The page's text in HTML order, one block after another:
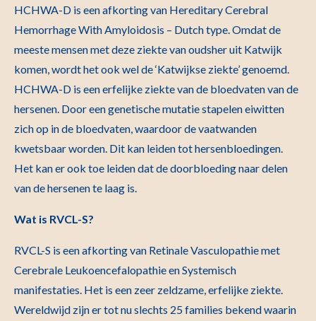
HCHWA-D is een afkorting van Hereditary Cerebral
Hemorrhage With Amyloidosis – Dutch type. Omdat de
meeste mensen met deze ziekte van oudsher uit Katwijk
komen, wordt het ook wel de ‘Katwijkse ziekte’ genoemd.
HCHWA-D is een erfelijke ziekte van de bloedvaten van de
hersenen. Door een genetische mutatie stapelen eiwitten
zich op in de bloedvaten, waardoor de vaatwanden
kwetsbaar worden. Dit kan leiden tot hersenbloedingen.
Het kan er ook toe leiden dat de doorbloeding naar delen
van de hersenen te laag is.
Wat is RVCL-S?
RVCL-S is een afkorting van Retinale Vasculopathie met
Cerebrale Leukoencefalopathie en Systemisch
manifestaties. Het is een zeer zeldzame, erfelijke ziekte.
Wereldwijd zijn er tot nu slechts 25 families bekend waarin